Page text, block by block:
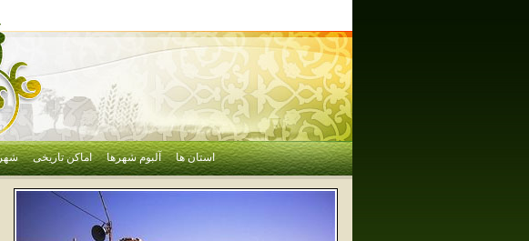
استان ها آلبوم شهرها اماکن تاریخی